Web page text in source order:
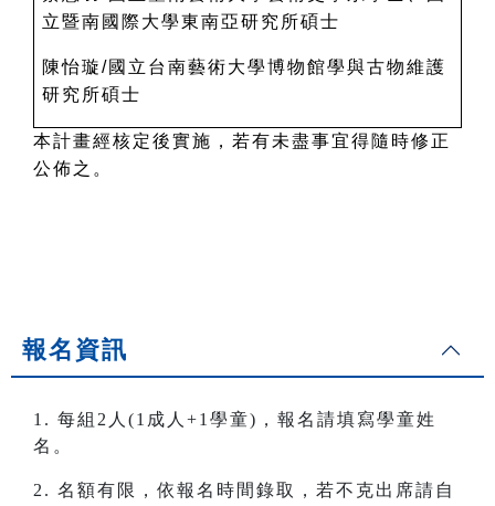
立暨南國際大學東南亞研究所碩士
陳怡璇/國立台南藝術大學博物館學與古物維護
研究所碩士
本計畫經核定後實施，若有未盡事宜得隨時修正
公佈之。
報名資訊
1. 每組2人(1成人+1學童)，報名請填寫學童姓
名。
2. 名額有限，依報名時間錄取，若不克出席請自